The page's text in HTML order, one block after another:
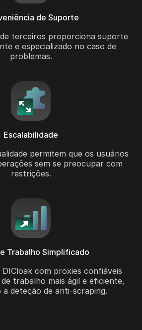
de Suporte
terceiros proporciona suporte
e especializado no caso de
problemas.
Escalabilidade
permitem que os usuários
sem se preocupar com
restrições.
Trabalho Simplificado
com proxies confiáveis
trabalho mais ágil e eficiente,
a deteção de anti-scraping.